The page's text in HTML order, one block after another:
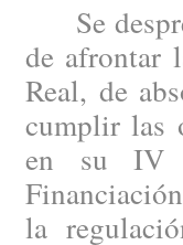
Se
de afrontar
Real, de
cumplir las
en su IV
la